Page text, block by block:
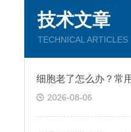
技术文章
TECHNICAL ARTICLES
2026-08-06